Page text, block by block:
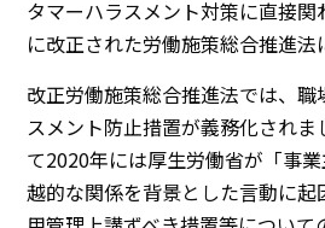
タマーハラスメント対策に直接
に改正された労働施策総合推進法
改正労働施策総合推進法では、職
スメント防止措置が義務化され
て2020年には厚生労働省が「事
越的な関係を背景とした言動に